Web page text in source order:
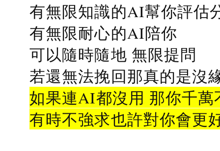
有無限知識的AI幫你評估
有無限耐心的AI陪你
可以隨時隨地 無限提問
若還無法挽回那真的是沒
如果連AI都沒用 那你千
有時不強求也許對你會更